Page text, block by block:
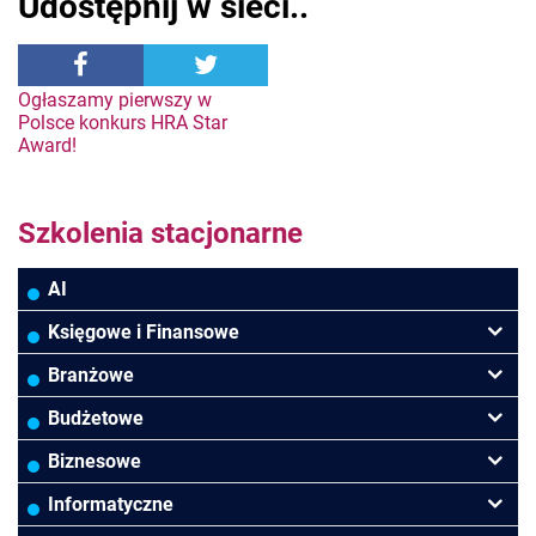
Nawigacja
wpisu
Ogłaszamy pierwszy w
Polsce konkurs HRA Star
Award!
Szkolenia stacjonarne
AI
Księgowe i Finansowe
Podatki VAT/CIT/PIT
Rachunkowość
Finanse
Controlling
Branżowe
Banki
Budowlana/Deweloperska
HoReCa
Budżetowe
Rachunkowość budżetowa
Kadry i płace
Biznesowe
Przywództwo/Zarządzanie
Informatyczne